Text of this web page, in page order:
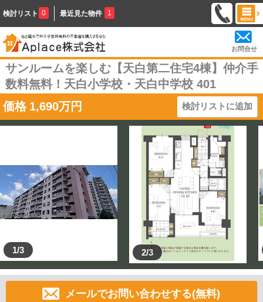
検討リスト 0 最近見た物件 1
お問合せ
サンルームを楽しむ【天白第二住宅4棟】仲介手
数料無料！天白小学校・天白中学校 401
価格 1,690万円 検討リストに追加
1/3 2/3
メールでお問い合わせする(無料)